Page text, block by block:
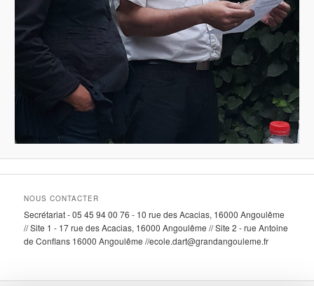
NOUS CONTACTER
Secrétariat - 05 45 94 00 76 - 10 rue des Acacias, 16000 Angoulême
// Site 1 - 17 rue des Acacias, 16000 Angoulême // Site 2 - rue Antoine
de Conflans 16000 Angoulême //ecole.dart@grandangouleme.fr